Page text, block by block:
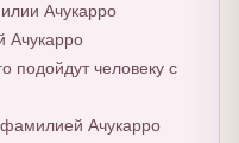
Ачукарро
Ачукарро
подойдут человеку с
фамилией Ачукарро